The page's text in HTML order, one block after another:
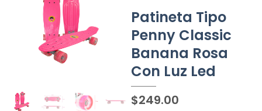
Patineta Tipo
Penny Classic
Banana Rosa
Con Luz Led
$249.00